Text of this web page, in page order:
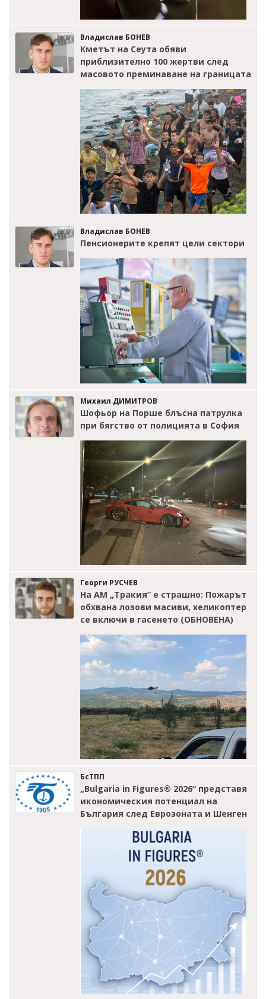
Владислав БОНЕВ
Кметът на Сеута обяви
приблизително 100 жертви след
масовото преминаване на границата
Владислав БОНЕВ
Пенсионерите крепят цели сектори
Михаил ДИМИТРОВ
Шофьор на Порше блъсна патрулка
при бягство от полицията в София
Георги РУСЧЕВ
На АМ „Тракия” е страшно: Пожарът
обхвана лозови масиви, хеликоптер
се включи в гасенето (ОБНОВЕНА)
БсТПП
„Bulgaria in Figures® 2026“ представя
икономическия потенциал на
България след Еврозоната и Шенген